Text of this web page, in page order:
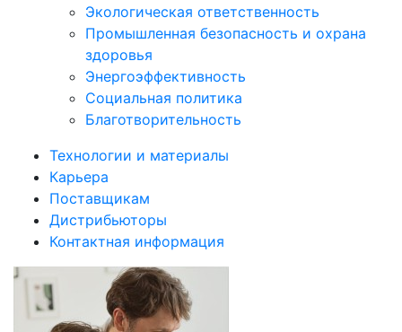
Экологическая ответственность
Промышленная безопасность и охрана
здоровья
Энергоэффективность
Социальная политика
Благотворительность
Технологии и материалы
Карьера
Поставщикам
Дистрибьюторы
Контактная информация